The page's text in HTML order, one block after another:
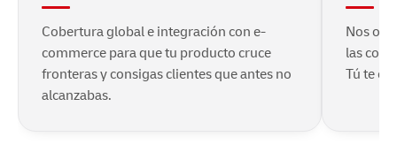
Cobertura global e integración con e-
commerce para que tu producto cruce
fronteras y consigas clientes que antes no
alcanzabas.
Nos
las
Tú te